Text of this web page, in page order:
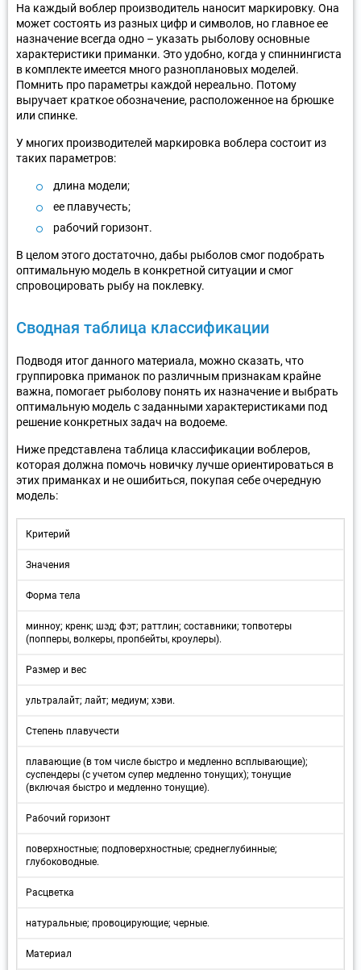
На каждый воблер производитель наносит маркировку. Она
может состоять из разных цифр и символов, но главное ее
назначение всегда одно – указать рыболову основные
характеристики приманки. Это удобно, когда у спиннингиста
в комплекте имеется много разноплановых моделей.
Помнить про параметры каждой нереально. Потому
выручает краткое обозначение, расположенное на брюшке
или спинке.
У многих производителей маркировка воблера состоит из
таких параметров:
длина модели;
ее плавучесть;
рабочий горизонт.
В целом этого достаточно, дабы рыболов смог подобрать
оптимальную модель в конкретной ситуации и смог
спровоцировать рыбу на поклевку.
Сводная таблица классификации
Подводя итог данного материала, можно сказать, что
группировка приманок по различным признакам крайне
важна, помогает рыболову понять их назначение и выбрать
оптимальную модель с заданными характеристиками под
решение конкретных задач на водоеме.
Ниже представлена таблица классификации воблеров,
которая должна помочь новичку лучше ориентироваться в
этих приманках и не ошибиться, покупая себе очередную
модель:
Критерий
Значения
Форма тела
минноу; кренк; шэд; фэт; раттлин; составники; топвотеры
(попперы, волкеры, пропбейты, кроулеры).
Размер и вес
ультралайт; лайт; медиум; хэви.
Степень плавучести
плавающие (в том числе быстро и медленно всплывающие);
суспендеры (с учетом супер медленно тонущих); тонущие
(включая быстро и медленно тонущие).
Рабочий горизонт
поверхностные; подповерхностные; среднеглубинные;
глубоководные.
Расцветка
натуральные; провоцирующие; черные.
Материал